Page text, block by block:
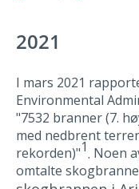
2021
I mars 2021
Environmental
"7532 branner (7.
med nedbrent
rekorden)"1. Noen
omtalte